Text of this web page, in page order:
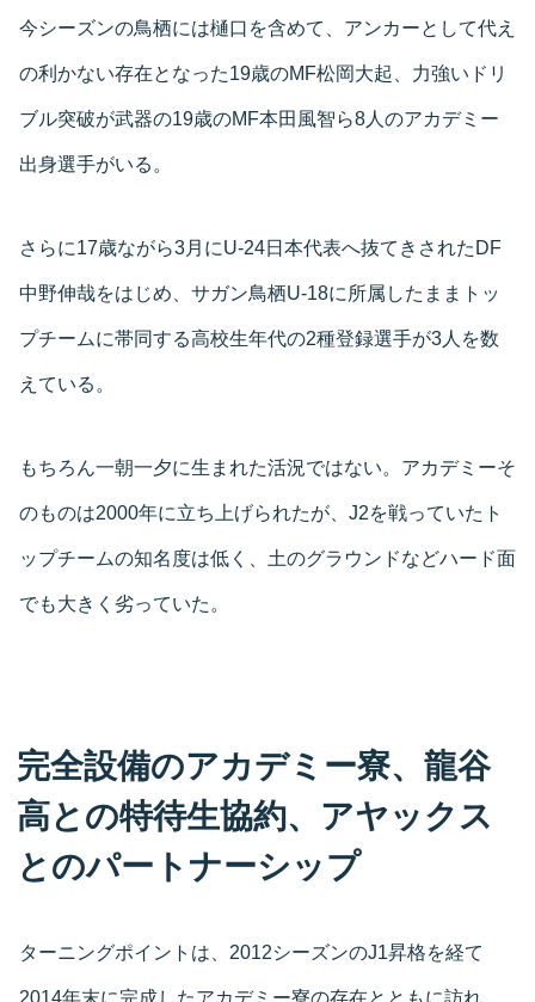
今シーズンの鳥栖には樋口を含めて、アンカーとして代え
の利かない存在となった19歳のMF松岡大起、力強いドリ
ブル突破が武器の19歳のMF本田風智ら8人のアカデミー
出身選手がいる。
さらに17歳ながら3月にU-24日本代表へ抜てきされたDF
中野伸哉をはじめ、サガン鳥栖U-18に所属したままトッ
プチームに帯同する高校生年代の2種登録選手が3人を数
えている。
もちろん一朝一夕に生まれた活況ではない。アカデミーそ
のものは2000年に立ち上げられたが、J2を戦っていたト
ップチームの知名度は低く、土のグラウンドなどハード面
でも大きく劣っていた。
完全設備のアカデミー寮、龍谷
高との特待生協約、アヤックス
とのパートナーシップ
ターニングポイントは、2012シーズンのJ1昇格を経て
2014年末に完成したアカデミー寮の存在とともに訪れ